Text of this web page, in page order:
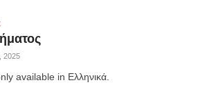
2025
available in Ελληνικά.